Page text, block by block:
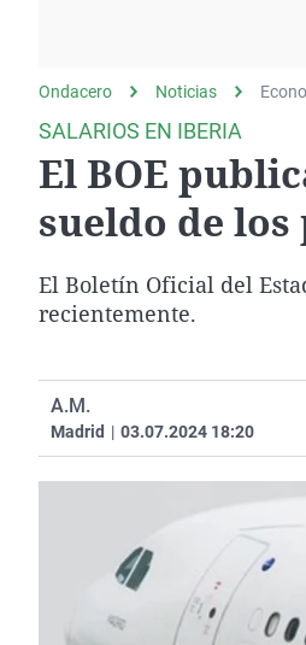
Como el perro
Ondacero Noticias
SALARIOS EN IBERIA
El BOE
sueldo de
El Boletín Oficial del
recientemente.
A.M.
Madrid | 03.07.2024 18:20